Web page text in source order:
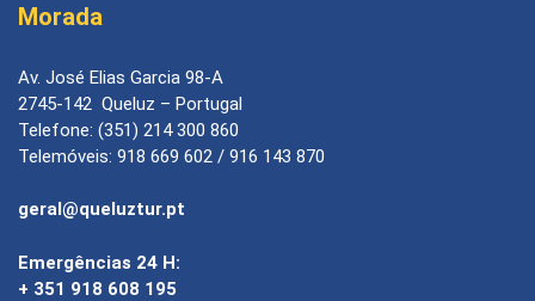
Morada
Av. José Elias Garcia 98-A
2745-142 Queluz – Portugal
Telefone: (351) 214 300 860
Telemóveis: 918 669 602 / 916 143 870
geral@queluztur.pt
Emergências 24 H:
+ 351 918 608 195